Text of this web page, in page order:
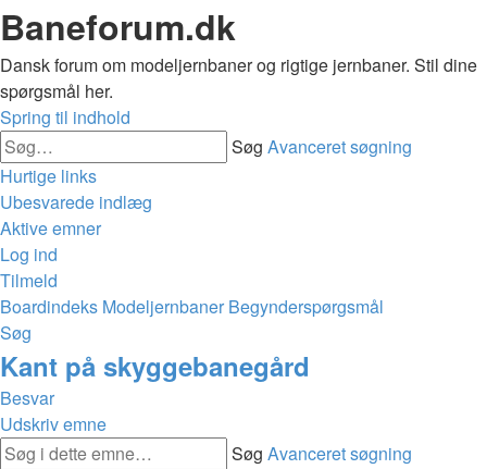
Baneforum.dk
Dansk forum om modeljernbaner og rigtige jernbaner. Stil dine
spørgsmål her.
Spring til indhold
Søg Avanceret søgning
Hurtige links
Ubesvarede indlæg
Aktive emner
Log ind
Tilmeld
Boardindeks Modeljernbaner Begynderspørgsmål
Søg
Kant på skyggebanegård
Besvar
Udskriv emne
Søg Avanceret søgning